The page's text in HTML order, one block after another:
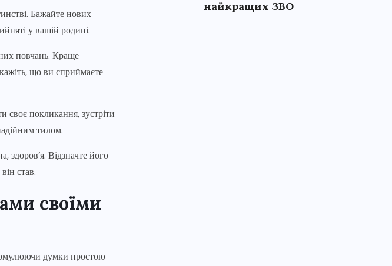
Бажайте нових
у вашій родині.
повчань. Краще
що ви сприймаєте
своє покликання, зустріти
тилом.
здоров’я. Відзначте його
став.
своїми
думки простою
найкращих ЗВО